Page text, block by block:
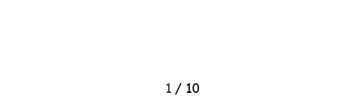
1/ 10